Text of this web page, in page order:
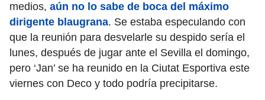
medios, aún no lo sabe de boca del máximo
dirigente blaugrana. Se estaba especulando con
que la reunión para desvelarle su despido sería el
lunes, después de jugar ante el Sevilla el domingo,
pero ‘Jan’ se ha reunido en la Ciutat Esportiva este
viernes con Deco y todo podría precipitarse.